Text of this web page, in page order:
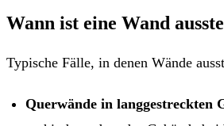
Wann ist eine Wand
Typische Fälle, in denen Wände
Querwände in langgestreckten